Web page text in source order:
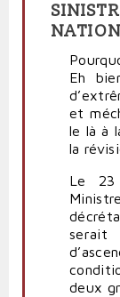
Eh
et
le là à
la
Le 23
serait
deux